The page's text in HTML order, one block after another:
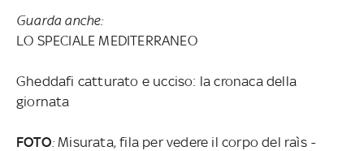
Guarda anche:
LO SPECIALE MEDITERRANEO
Gheddafi catturato e ucciso: la cronaca della
giornata
FOTO: Misurata, fila per vedere il corpo del raìs-